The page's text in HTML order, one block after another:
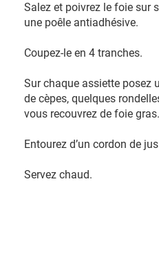
Salez et poivrez le foie sur
une poêle antiadhésive.
Coupez-le en 4 tranches.
Sur chaque assiette posez
de cèpes, quelques
vous recouvrez de foie gras.
Entourez d’un cordon de
Servez chaud.